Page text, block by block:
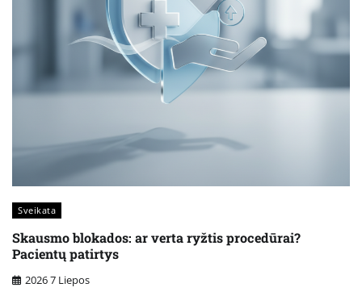
Sveikata
Skausmo blokados: ar verta ryžtis procedūrai?
Pacientų patirtys
2026 7 Liepos